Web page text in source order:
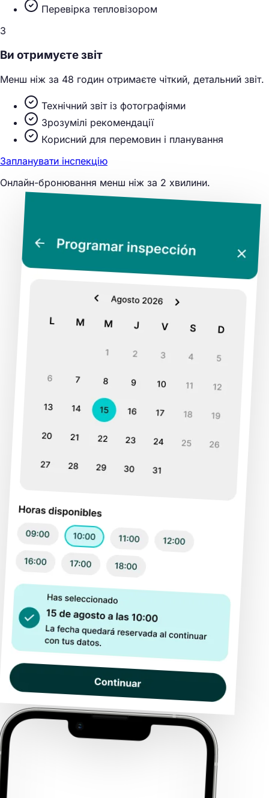
Перевірка тепловізором
3
Ви отримуєте звіт
Менш ніж за 48 годин отримаєте чіткий, детальний звіт.
Технічний звіт із фотографіями
Зрозумілі рекомендації
Корисний для перемовин і планування
Запланувати інспекцію
Онлайн-бронювання менш ніж за 2 хвилини.